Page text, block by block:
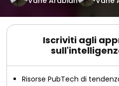
Iscriviti agli
Risorse PubTech di